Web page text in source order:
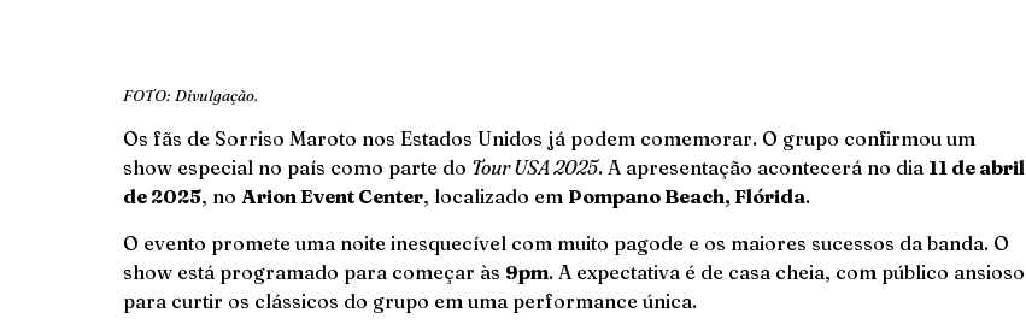
FOTO: Divulgação.
Os fãs de Sorriso Maroto nos Estados Unidos já podem comemorar. O grupo confirmou um
show especial no país como parte do Tour USA 2025. A apresentação acontecerá no dia 11 de abril
de 2025, no Arion Event Center, localizado em Pompano Beach, Flórida.
O evento promete uma noite inesquecível com muito pagode e os maiores sucessos da banda. O
show está programado para começar às 9pm. A expectativa é de casa cheia, com público ansioso
para curtir os clássicos do grupo em uma performance única.